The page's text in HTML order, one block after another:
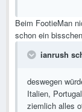
Beim FootieMan
schon ein
ianrush
deswegen
Italien,
ziemlich alles